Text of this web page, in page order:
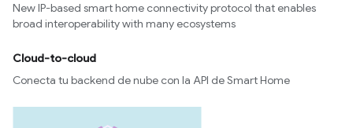
New IP-based smart home connectivity protocol that enables
broad interoperability with many ecosystems
Cloud-to-cloud
Conecta tu backend de nube con la API de Smart Home